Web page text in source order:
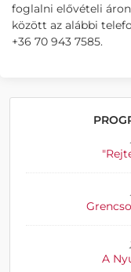
foglalni elővételi áron
között az alábbi
+36 70 943 7585.
A